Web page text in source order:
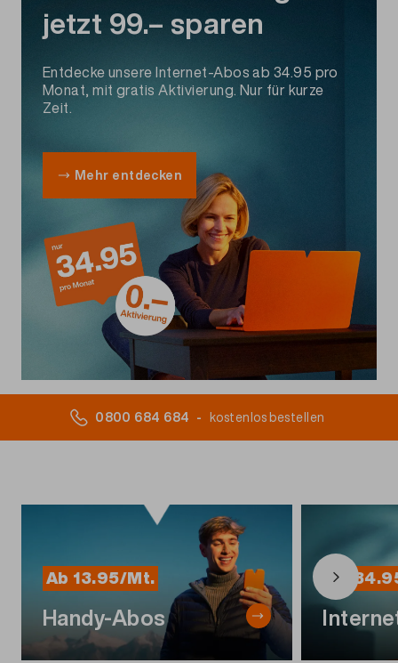
jetzt 99.– sparen
Entdecke unsere Internet-Abos ab 34.95 pro
Monat, mit gratis Aktivierung. Nur für kurze
Zeit.
Mehr entdecken
0800 684 684 - kostenlos bestellen
Ab 13.95/Mt.
Handy-Abos
Ab